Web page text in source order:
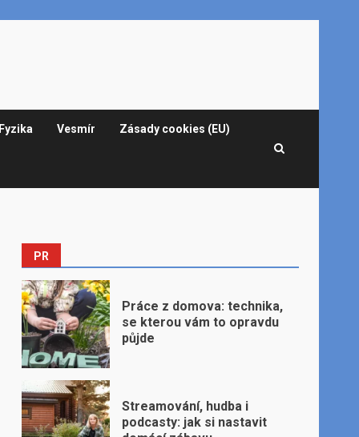
Fyzika Vesmír Zásady cookies (EU)
PR
Práce z domova: technika,
se kterou vám to opravdu
půjde
Streamování, hudba i
podcasty: jak si nastavit